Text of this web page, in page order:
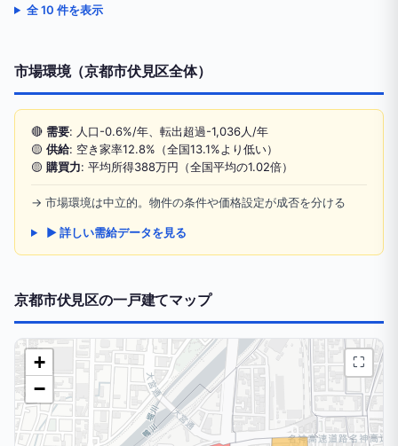
全 10 件を表示
市場環境（京都市伏見区全体）
🔴 需要: 人口-0.6%/年、転出超過-1,036人/年
🟡 供給: 空き家率12.8%（全国13.1%より低い）
🟡 購買力: 平均所得388万円（全国平均の1.02倍）
→ 市場環境は中立的。物件の条件や価格設定が成否を分ける
▶ 詳しい需給データを見る
京都市伏見区の一戸建てマップ
+
−
⛶